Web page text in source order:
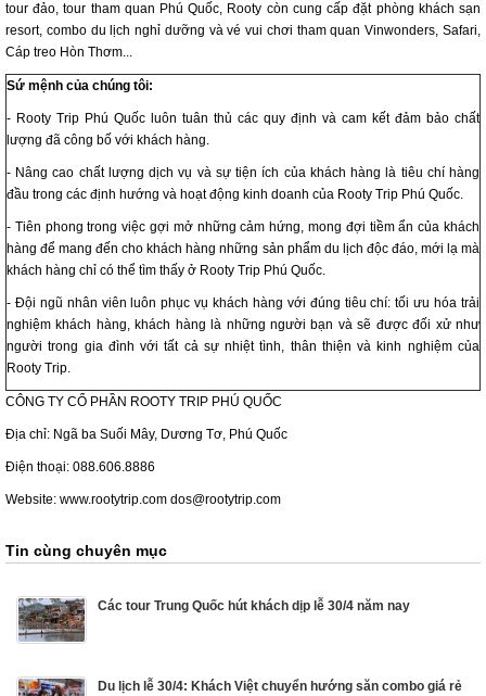
tour đảo, tour tham quan Phú Quốc, Rooty còn cung cấp đặt phòng khách sạn
resort, combo du lịch nghỉ dưỡng và vé vui chơi tham quan Vinwonders, Safari,
Cáp treo Hòn Thơm...
Sứ mệnh của chúng tôi:
- Rooty Trip Phú Quốc luôn tuân thủ các quy định và cam kết đảm bảo chất
lượng đã công bố với khách hàng.
- Nâng cao chất lượng dịch vụ và sự tiện ích của khách hàng là tiêu chí hàng
đầu trong các định hướng và hoạt động kinh doanh của Rooty Trip Phú Quốc.
- Tiên phong trong việc gợi mở những cảm hứng, mong đợi tiềm ẩn của khách
hàng để mang đến cho khách hàng những sản phẩm du lịch độc đáo, mới lạ mà
khách hàng chỉ có thể tìm thấy ở Rooty Trip Phú Quốc.
- Đội ngũ nhân viên luôn phục vụ khách hàng với đúng tiêu chí: tối ưu hóa trải
nghiệm khách hàng, khách hàng là những người bạn và sẽ được đối xử như
người trong gia đình với tất cả sự nhiệt tình, thân thiện và kinh nghiệm của
Rooty Trip.
CÔNG TY CỔ PHẦN ROOTY TRIP PHÚ QUỐC
Địa chỉ: Ngã ba Suối Mây, Dương Tơ, Phú Quốc
Điện thoại: 088.606.8886
Website: www.rootytrip.com dos@rootytrip.com
Tin cùng chuyên mục
Các tour Trung Quốc hút khách dịp lễ 30/4 năm nay
Du lịch lễ 30/4: Khách Việt chuyển hướng săn combo giá rẻ